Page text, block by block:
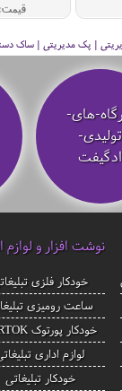
| پک مدیریتی | ساک
های-
تولیدی-
ادگیفت
نوشت افزار و لوازم
خودکار فلزی
ساعت رومیزی
خودکار پورتوک PORTOK
لوازم اداری
خودکار تبلیغاتی